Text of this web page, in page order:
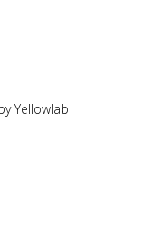
Yellowlab